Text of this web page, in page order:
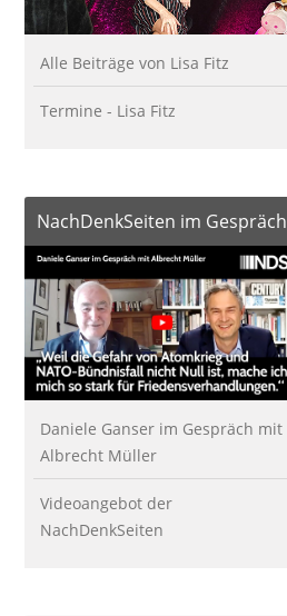
Alle Beiträge von Lisa Fitz
Termine - Lisa Fitz
NachDenkSeiten im Gespräch
Daniele Ganser im Gespräch mit
Albrecht Müller
Videoangebot der
NachDenkSeiten